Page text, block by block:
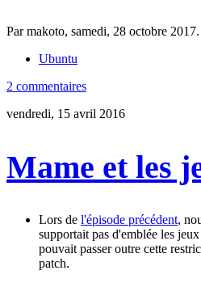
Par makoto, samedi, 28 octobre 2017.
Ubuntu
2 commentaires
vendredi, 15 avril 2016
Mame et les
Lors de l'épisode précédent,
supportait pas d'emblée les
pouvait passer outre cette
patch.